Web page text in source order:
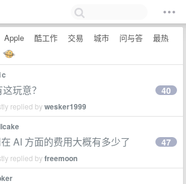
Apple 酷工作 交易 城市 问与答
最热
玩意？
replied bywesker1999
40
AI 方面的费用大概有多少了
replied byfreemoon
47